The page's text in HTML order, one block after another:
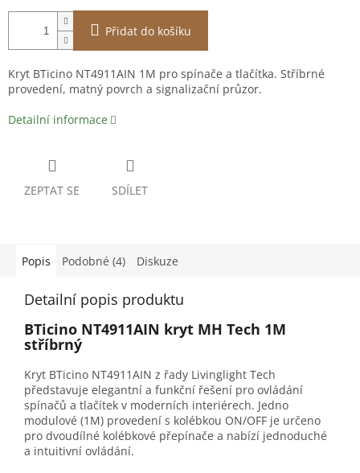
Přidat do košíku
Kryt BTicino NT4911AIN 1M pro spínače a tlačítka. Stříbrné
provedení, matný povrch a signalizační průzor.
Detailní informace
ZEPTAT SE SDÍLET
Popis Podobné (4) Diskuze
Detailní popis produktu
BTicino NT4911AIN kryt MH Tech 1M
stříbrný
Kryt BTicino NT4911AIN z řady Livinglight Tech
představuje elegantní a funkční řešení pro ovládání
spínačů a tlačítek v moderních interiérech. Jedno
modulové (1M) provedení s kolébkou ON/OFF je určeno
pro dvoudílné kolébkové přepínače a nabízí jednoduché
a intuitivní ovládání.